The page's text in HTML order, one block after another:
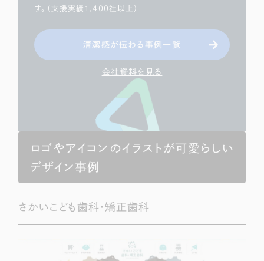
す。（支援実績1,400社以上）
清潔感が伝わる事例一覧
会社資料を見る
ロゴやアイコンのイラストが可愛らしい
デザイン事例
さかいこども歯科・矯正歯科